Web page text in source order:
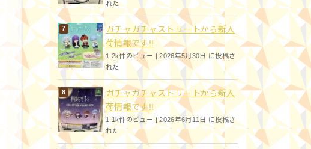
れた
ガチャガチャストリートから新入
荷情報です!!
1.2k件のビュー |2026年5月30日 に投稿さ
れた
ガチャガチャストリートから新入
荷情報です!!
1.1k件のビュー|2026年6月11日 に投稿さ
れた